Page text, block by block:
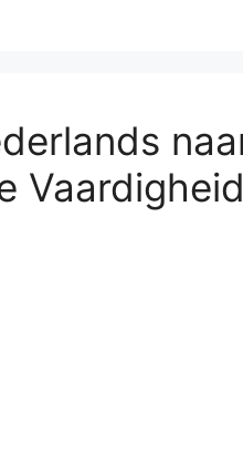
Vaardigheid